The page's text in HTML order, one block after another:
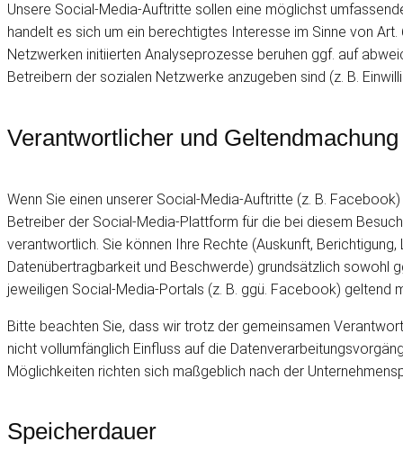
Unsere Social-Media-Auftritte sollen eine möglichst
handelt es sich um ein berechtigtes Interesse im Sinne von Art.
Netzwerken initiierten Analyseprozesse beruhen ggf. auf
Betreibern der sozialen Netzwerke anzugeben sind (z. B.
Verantwortlicher und
Wenn Sie einen unserer Social-Media-Auftritte (z. B.
Betreiber der Social-Media-Plattform für die bei diesem
verantwortlich. Sie können Ihre Rechte (Auskunft,
Datenübertragbarkeit und Beschwerde) grundsätzlich sowohl
jeweiligen Social-Media-Portals (z. B. ggü. Facebook) geltend
Bitte beachten Sie, dass wir trotz der gemeinsamen
nicht vollumfänglich Einfluss auf die
Möglichkeiten richten sich maßgeblich nach der
Speicherdauer